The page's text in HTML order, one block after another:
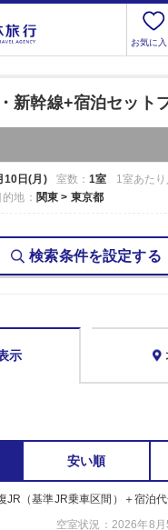
お気に入
新幹線+宿泊セット
10日(月) 室数：1室 1室あたり
的地： 関東 > 東京都
検索条件を設定する
示
安い順
（基準JR乗車区間）＋宿泊代
空室状況：2026年8